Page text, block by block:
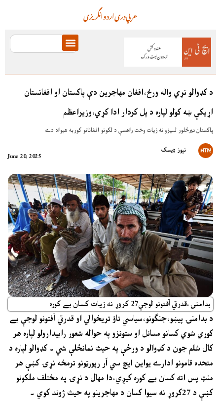
انگریزیاردودریعربي
د کډوالو نړي واله ورځ،افغان مهاجرين دې پاکستان او افغانستان
اړيکې ښه کولو لپاره د پل کردار ادا کړي،وزيراعظم
پاکستان تيرڅلور لسيزو نه زيات وخت راهسې د لکونو افغانانو کوربه هيواد دے
June 20, 2025
نېوز ډیسک
بدامنۍ،قدرتي آفتونو لوجې27 کروړ نه زيات کسان بے کوره
د بدامنۍ پيښو،جنګونو،سياسي تاؤ تريخوالي او قدرتي آفتونو لوجې بے
کوري شوي کسانو مسائل او ستونزو په حواله شعور رابيدارولو لپاره هر
کال شلم جون د کډوالو د ورځې په حيث نمانځلې شي ۔ کډوالو لپاره د
متحده قامونو ادارے يواين ايچ سي آر رپورټونو ترمخه نړۍ کښې هر
منټ پس اته کسان بے کوره کيږي،دا مهال د نړۍ په مختلف ملکونو
کښې د 27کروړ نه سيوا کسان د مهاجرينو په حيث ژوند کوي ۔